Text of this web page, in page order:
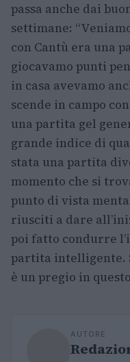
passa anche dai
settimane:
con Cantù era una
giocavamo punti
in casa avevamo
scende in campo
una partita gel
grande indice di
stata una partita
momento che si
punto di vista
riusciti a dare
poi fatto condurre
partita intelligente.
è un pregio in
AUTORE